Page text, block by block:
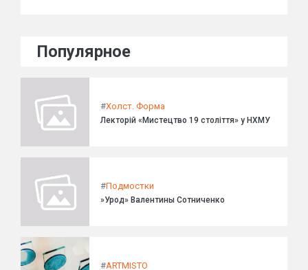
Популярное
#Холст. Форма
Лекторій «Мистецтво 19 століття» у НХМУ
#Подмостки
»Урод» Валентины Сотниченко
#ARTMISTO